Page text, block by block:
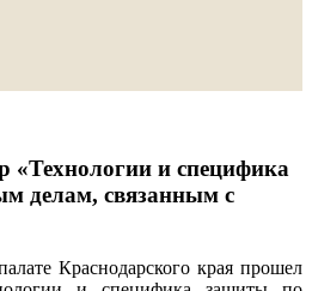
«Технологии и специфика
делам, связанным с
Краснодарского края прошел